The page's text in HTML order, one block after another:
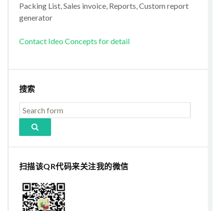
Packing List, Sales invoice, Reports, Custom report
generator
Contact Ideo Concepts for detail
搜索
扫描该QR代码来关注我的微信